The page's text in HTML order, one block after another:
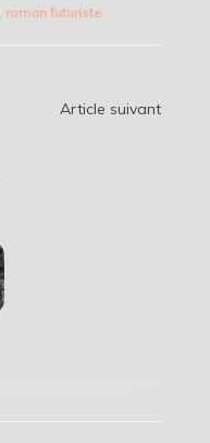
roman futuriste
Article suivant